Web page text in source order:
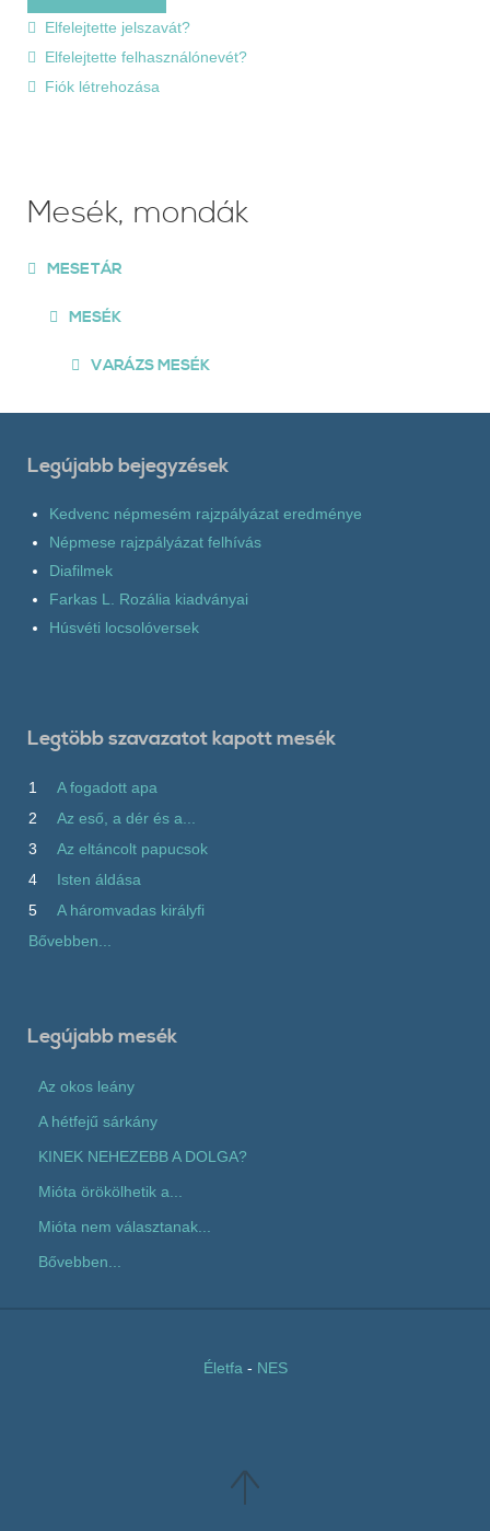
Elfelejtette jelszavát?
Elfelejtette felhasználónevét?
Fiók létrehozása
Mesék, mondák
MESETÁR
MESÉK
VARÁZS MESÉK
Legújabb bejegyzések
Kedvenc népmesém rajzpályázat eredménye
Népmese rajzpályázat felhívás
Diafilmek
Farkas L. Rozália kiadványai
Húsvéti locsolóversek
Legtöbb szavazatot kapott mesék
1
A fogadott apa
2
Az eső, a dér és a...
3
Az eltáncolt papucsok
4
Isten áldása
5
A háromvadas királyfi
Bővebben...
Legújabb mesék
Az okos leány
A hétfejű sárkány
KINEK NEHEZEBB A DOLGA?
Mióta örökölhetik a...
Mióta nem választanak...
Bővebben...
Életfa - NES